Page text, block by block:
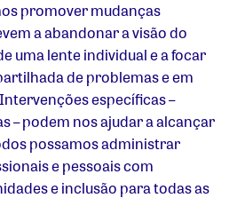
promover mudanças
a abandonar a visão do
uma lente individual e a focar
de problemas e em
específicas –
– podem nos ajudar a alcançar
possamos administrar
e pessoais com
e inclusão para todas as